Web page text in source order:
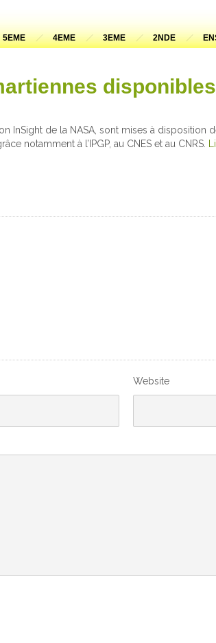
5EME 4EME 3EME 2NDE
disponibles
InSight de la NASA, sont mises à disposition
notamment à l’IPGP, au CNES et au CNRS.
Website